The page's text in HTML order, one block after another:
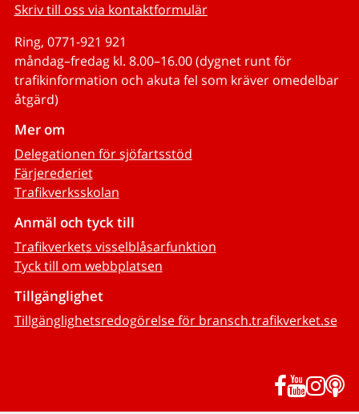
Skriv till oss via kontaktformulär
Ring, 0771-921 921
måndag–fredag kl. 8.00–16.00 (dygnet runt för
trafikinformation och akuta fel som kräver omedelbar
åtgärd)
Mer om
Delegationen för sjöfartsstöd
Färjerederiet
Trafikverksskolan
Anmäl och tyck till
Trafikverkets visselblåsarfunktion
Tyck till om webbplatsen
Tillgänglighet
Tillgänglighetsredogörelse för bransch.trafikverket.se
Facebook
YouTube